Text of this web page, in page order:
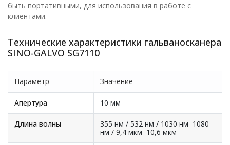
быть портативными, для использования в работе с
клиентами.
Технические характеристики гальваносканера
SINO-GALVO SG7110
Параметр Значение
Апертура 10 мм
Длина волны
355 нм / 532 нм / 1030 нм–1080
нм / 9,4 мкм–10,6 мкм